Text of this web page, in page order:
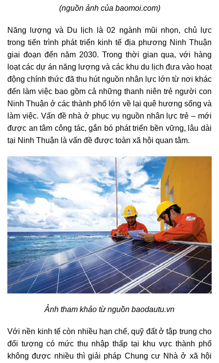
(nguồn ảnh của baomoi.com)
Năng lượng và Du lịch là 02 ngành mũi nhọn, chủ lực
trong tiến trình phát triển kinh tế địa phương Ninh Thuận
giai đoạn đến năm 2030. Trong thời gian qua, với hàng
loạt các dự án năng lượng và các khu du lịch đưa vào hoạt
động chính thức đã thu hút nguồn nhân lực lớn từ nơi khác
đến làm việc bao gồm cả những thanh niên trẻ người con
Ninh Thuận ở các thành phố lớn về lại quê hương sống và
làm việc. Vấn đề nhà ở phục vụ nguồn nhân lực trẻ – mới
được an tâm công tác, gắn bó phát triển bền vững, lâu dài
tại Ninh Thuận là vấn đề được toàn xã hội quan tâm.
Ảnh tham khảo từ nguồn baodautu.vn
Với nền kinh tế còn nhiều hạn chế, quỹ đất ở tập trung cho
đối tượng có mức thu nhập thấp tại khu vực thành phố
không được nhiều thì giải pháp Chung cư Nhà ở xã hội